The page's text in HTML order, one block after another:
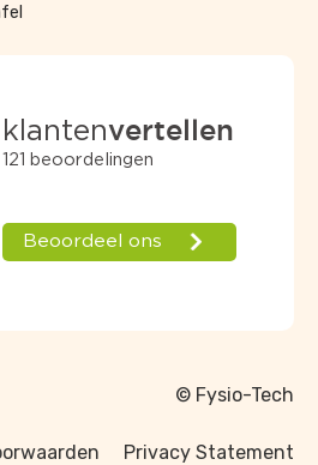
© Fysio-Tech
Privacy Statement